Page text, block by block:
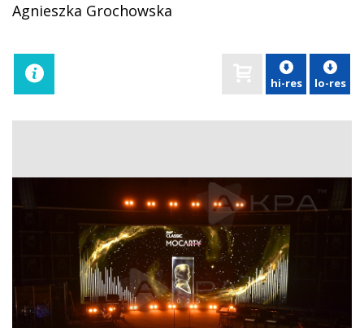
Agnieszka Grochowska
hi-res lo-res